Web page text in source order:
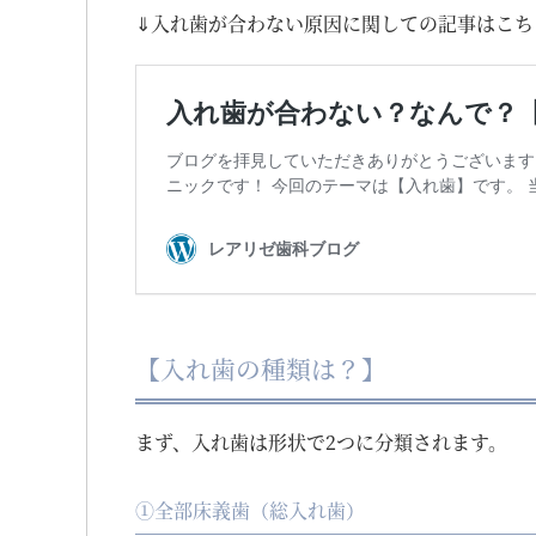
⇓入れ歯が合わない原因に関しての記事はこ
【入れ歯の種類は？】
まず、入れ歯は形状で2つに分類されます。
①全部床義歯（総入れ歯）